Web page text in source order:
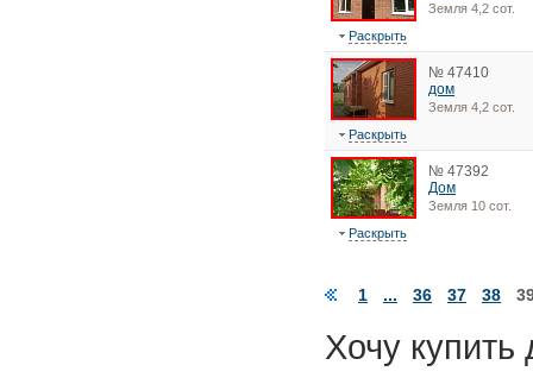
Земля 4,2 сот.
Раскрыть
№ 47410
дом
Земля 4,2 сот.
Раскрыть
№ 47392
Дом
Земля 10 сот.
Раскрыть
1 ... 36 37 38
Хочу купить